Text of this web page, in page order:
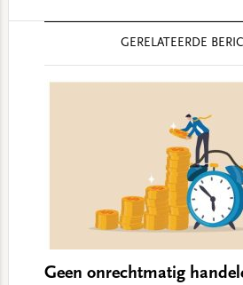
GERELATEERDE
Geen onrechtmatig